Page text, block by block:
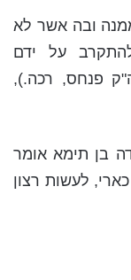
ובה אשר לא
על ידם
פנחס, רכה.),
בן תימא אומר
לעשות רצון